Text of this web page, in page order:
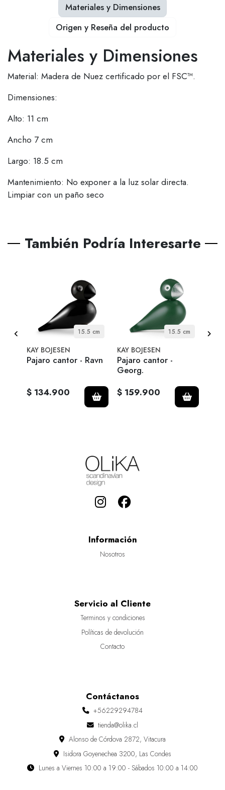
Materiales y Dimensiones
Material: Madera de Nuez certificado por el FSC™.
Dimensiones:
Alto: 11 cm
Ancho 7 cm
Largo: 18.5 cm
Mantenimiento: No exponer a la luz solar directa.
Limpiar con un paño seco
Materiales y Dimensiones
Origen y Reseña del producto
También Podría Interesarte
15.5 cm
KAY BOJESEN
Pajaro cantor - Ravn
$ 134.900
15.5 cm
KAY BOJESEN
Pajaro cantor -
Georg.
$ 159.900
Información
Nosotros
Servicio al Cliente
Terminos y condiciones
Políticas de devolución
Contacto
Contáctanos
+56229294784
tienda@olika.cl
Alonso de Córdova 2872, Vitacura
Isidora Goyenechea 3200, Las Condes
Lunes a Viernes 10:00 a 19:00 - Sábados 10:00 a 14:00